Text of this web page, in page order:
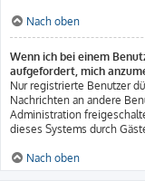
Nach oben
Wenn ich bei einem
aufgefordert, mich
Nur registrierte Benutzer
Nachrichten an andere
Administration
dieses Systems durch
Nach oben